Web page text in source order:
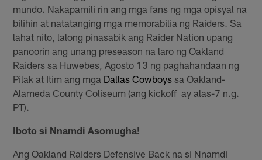
mundo. Nakapamili rin ang mga fans ng mga opisyal na
bilihin at natatanging mga memorabilia ng Raiders. Sa
lahat nito, lalong pinasabik ang Raider Nation upang
panoorin ang unang preseason na laro ng Oakland
Raiders sa Huwebes, Agosto 13 ng paghahandaan ng
Pilak at Itim ang mga Dallas Cowboys sa Oakland-
Alameda County Coliseum (ang kickoff ay alas-7 n.g.
PT).
Iboto si Nnamdi Asomugha!
Ang Oakland Raiders Defensive Back na si Nnamdi